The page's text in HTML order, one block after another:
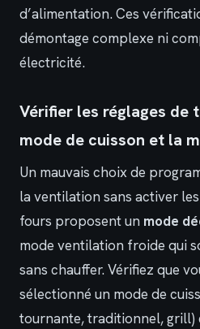
d’alimentation. Ces
démontage complexe ni
électricité.
Vérifier les réglages de
mode de cuisson et la
Un mauvais choix de
la ventilation sans activer
fours proposent un mode
mode ventilation froide qui
sans chauffer. Vérifiez que
sélectionné un mode de
tournante, traditionnel, grill)